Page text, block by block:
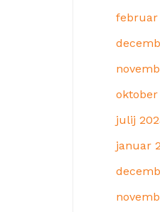
februar
oktober
julij
januar